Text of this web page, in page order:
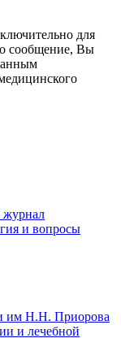
для
сообщение, Вы
журнал
и вопросы
им Н.Н. Приорова
и лечебной